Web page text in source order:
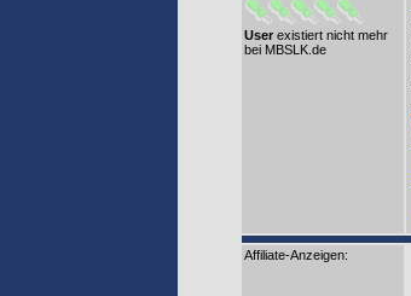
User existiert nicht mehr
bei MBSLK.de
Affiliate-Anzeigen: